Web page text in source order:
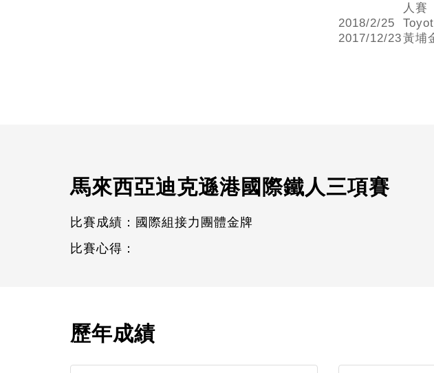
人賽
2018/2/25
2017/12/23黃埔
馬來西亞迪克遜港國際鐵人三項賽
比賽成績：國際組接力團體金牌
比賽心得：
歷年成績